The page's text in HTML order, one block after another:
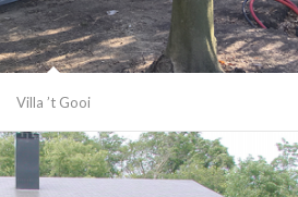
Villa ’t Gooi